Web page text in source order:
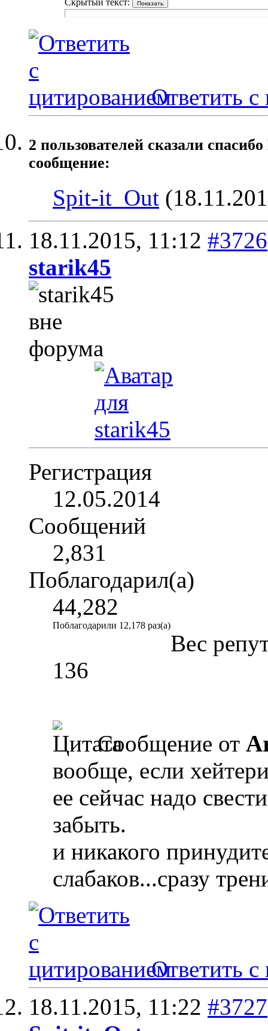
Скрытый текст:
Ответить с
2 пользователей сказали
сообщение:
Spit-it_Out
18.11.2015, 11:12 #3726
starik45
Регистрация
12.05.2014
Сообщений
2,831
Поблагодарил(а)
44,282
Поблагодарили 12,178 раз(а)
Вес
136
Сообщение от
вообще, если
ее сейчас надо
забыть.
и никакого
слабаков...сразу
Ответить с
18.11.2015, 11:22 #3727